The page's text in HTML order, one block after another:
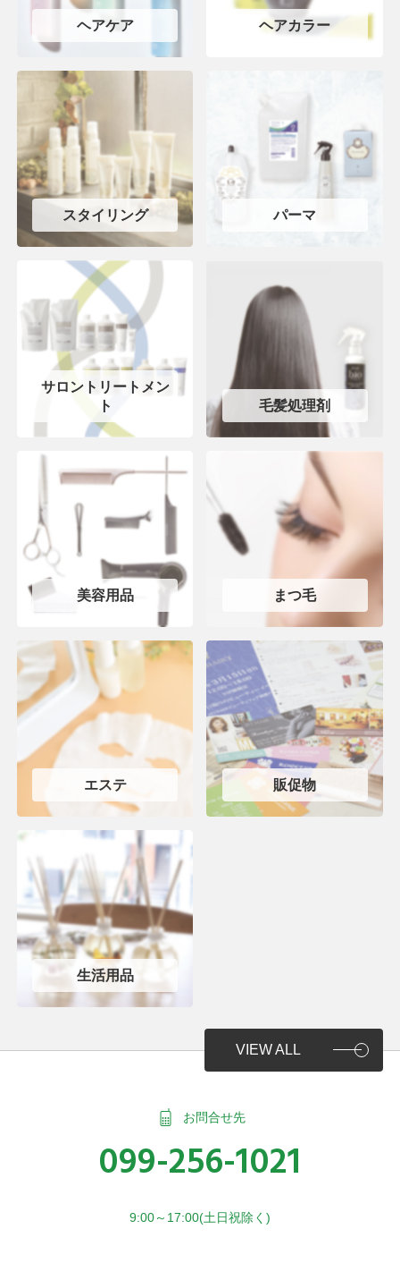
ヘアケア ヘアカラー
スタイリング パーマ
サロントリートメン
ト
毛髪処理剤
美容用品 まつ毛
エステ 販促物
生活用品
VIEW ALL
お問合せ先
099-256-1021
9:00～17:00(土日祝除く)